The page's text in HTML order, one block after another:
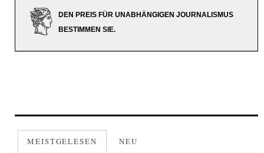
DEN PREIS FÜR UNABHÄNGIGEN JOURNALISMUS
BESTIMMEN SIE.
MEISTGELESEN NEU